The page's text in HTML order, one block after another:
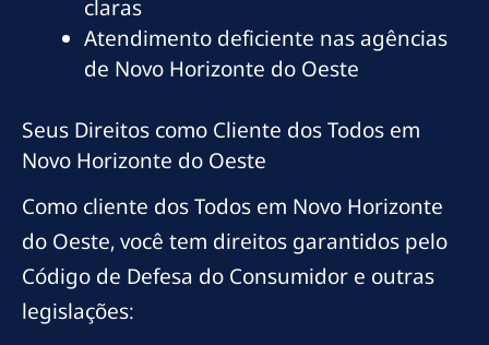
claras
Atendimento deficiente nas agências
de Novo Horizonte do Oeste
Seus Direitos como Cliente dos Todos em
Novo Horizonte do Oeste
Como cliente dos Todos em Novo Horizonte
do Oeste, você tem direitos garantidos pelo
Código de Defesa do Consumidor e outras
legislações: